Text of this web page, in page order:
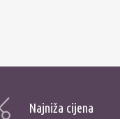
Najniža cijena